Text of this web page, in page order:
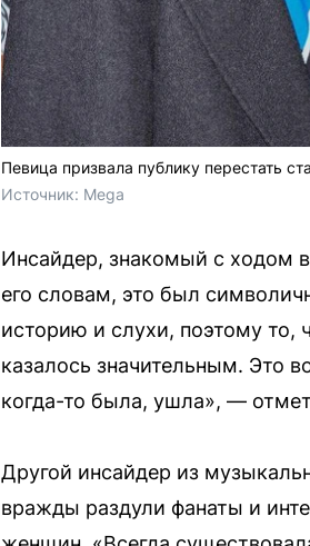
Певица призвала публику перестать
Источник: Mega
Инсайдер, знакомый с ходом
его словам, это был
историю и слухи, поэтому то,
казалось значительным. Это
когда-то была, ушла», —
Другой инсайдер из
вражды раздули фанаты и